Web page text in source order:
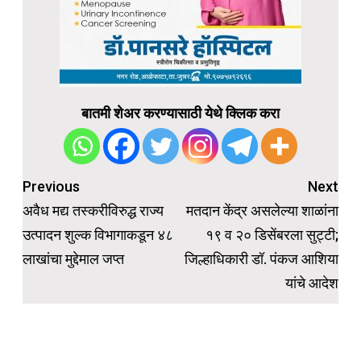
बातमी शेअर करण्यासाठी येथे क्लिक करा
Post
navigation
Previous
अवैध मद्य तस्करीविरुद्ध राज्य
उत्पादन शुल्क विभागाकडून ४८
लाखांचा मुद्देमाल जप्त
Next
मतदान केंद्र असलेल्या शाळांना
१९ व २० डिसेंबरला सुट्टी;
जिल्हाधिकारी डॉ. पंकज आशिया
यांचे आदेश